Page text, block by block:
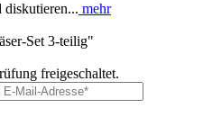
diskutieren... mehr
Set 3-teilig"
freigeschaltet.